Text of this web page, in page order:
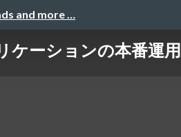
and more …
ケーションの本番運⽤